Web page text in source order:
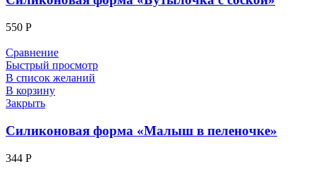
550 Р
Сравнение
Быстрый просмотр
В список желаний
В корзину
Закрыть
Силиконовая форма «Малыш в пеленочке»
344 Р